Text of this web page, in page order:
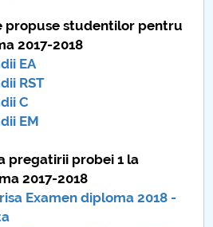
propuse studentilor pentru
2017-2018
EA
RST
C
EM
pregatirii probei 1 la
2017-2018
Examen diploma 2018 -